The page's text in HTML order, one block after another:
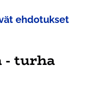
ehdotukset
- turha